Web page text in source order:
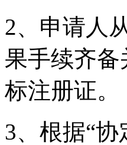
2、申请人
果手续齐
标注册证。
3、根据“